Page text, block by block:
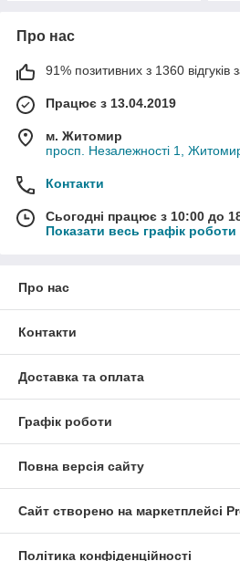
Про нас
91% позитивних з 1360 відгуків
Працює з 13.04.2019
м. Житомир
просп. Незалежності 1,
Контакти
Сьогодні працює з 10:00 до
Показати весь графік роботи
Про нас
Контакти
Доставка та оплата
Графік роботи
Повна версія сайту
Сайт створено на маркетплейсі
Політика конфіденційності